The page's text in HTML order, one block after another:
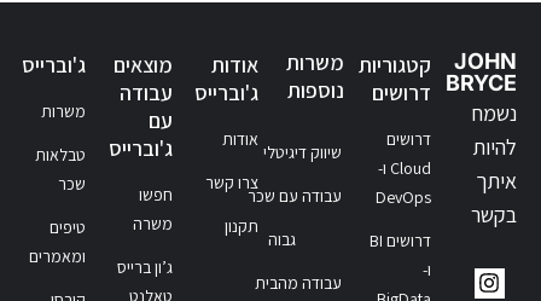
JOHN
BRYCE
נשמח
להיות
איתך
בקשר
קטגוריות
דרושים
דרושים
Cloud ו-
DevOps
דרושים BI
ו-
משרות
נוספות
שיווק דיגיטלי
עבודה עם שכר
גבוה
עבודה מהבית
אודות
ג'וברייס
אודות
צרו קשר
תקנון
מוצאים
עבודה
עם
ג'וברייס
חפשו
משרה
ג’ון ברייס
טאלנט
ג'וברייס
משרות
טבלאות
שכר
טיפים
ומאמרים